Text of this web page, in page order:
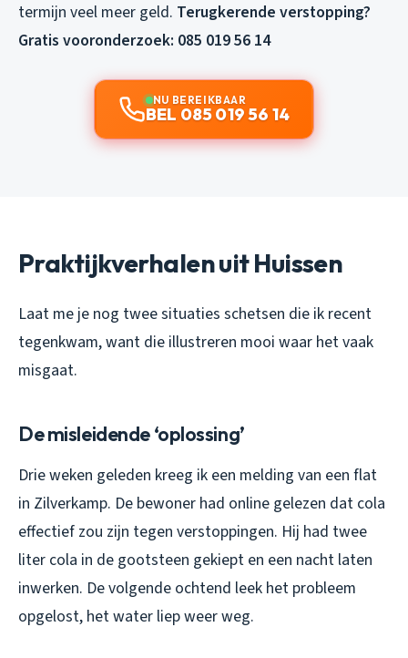
termijn veel meer geld. Terugkerende verstopping?
Gratis vooronderzoek: 085 019 56 14
NU BEREIKBAAR
BEL 085 019 56 14
Praktijkverhalen uit Huissen
Laat me je nog twee situaties schetsen die ik recent
tegenkwam, want die illustreren mooi waar het vaak
misgaat.
De misleidende ‘oplossing’
Drie weken geleden kreeg ik een melding van een flat
in Zilverkamp. De bewoner had online gelezen dat cola
effectief zou zijn tegen verstoppingen. Hij had twee
liter cola in de gootsteen gekiept en een nacht laten
inwerken. De volgende ochtend leek het probleem
opgelost, het water liep weer weg.